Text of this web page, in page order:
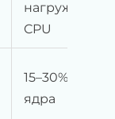
нагружает
CPU
15–30%
ядра